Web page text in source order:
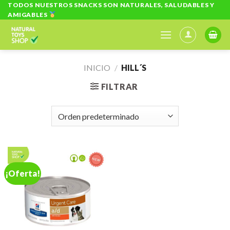
Skip
to
content
TODOS NUESTROS SNACKS SON NATURALES, SALUDABLES Y
AMIGABLES
INICIO / HILL´S
FILTRAR
¡Oferta!